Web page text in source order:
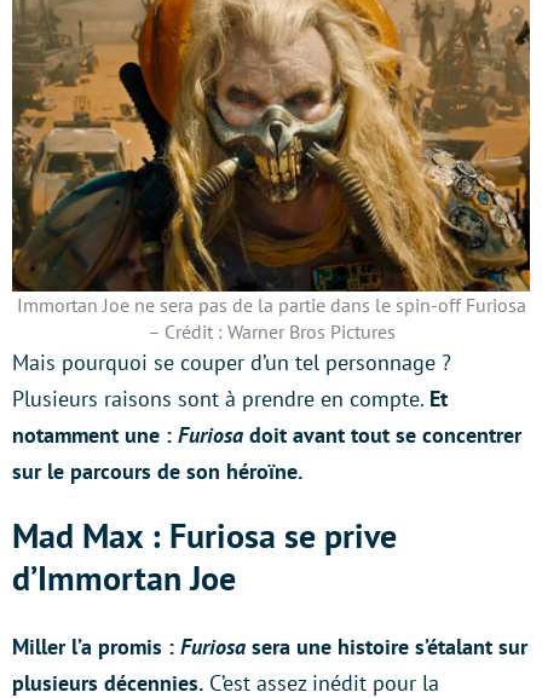
Immortan Joe ne sera pas de la partie dans le spin-off Furiosa
– Crédit : Warner Bros Pictures
Mais pourquoi se couper d’un tel personnage ?
Plusieurs raisons sont à prendre en compte. Et
notamment une : Furiosa doit avant tout se concentrer
sur le parcours de son héroïne.
Mad Max : Furiosa se prive
d’Immortan Joe
Miller l’a promis : Furiosa sera une histoire s’étalant sur
plusieurs décennies. C’est assez inédit pour la